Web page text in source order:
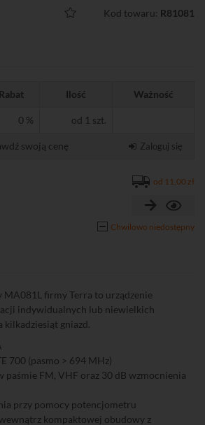
Kod towaru: R81081
Rabat Ilość Ważność
0 % od 1 szt.
swoją cenę Zaloguj się
od 11,00 zł
Chwilowo niedostępny
MA081L firmy Terra to urządzenie
indywidualnych lub niewielkich
kilkadziesiąt gniazd.
700 (pasmo > 694 MHz)
paśmie FM, VHF oraz 30 dB wzmocnienia
przy pomocy potencjometru
kompaktowej obudowy z